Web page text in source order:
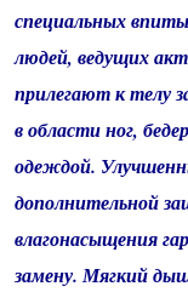
специальных
людей, ведущих
прилегают к телу
в области ног,
одеждой.
дополнительной
влагонасыщения
замену. Мягкий